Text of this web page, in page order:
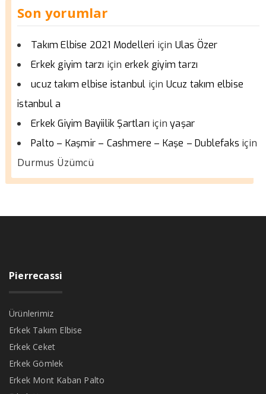
Son yorumlar
Takım Elbise 2021 Modelleri için Ulas Özer
Erkek giyim tarzı için erkek giyim tarzı
ucuz takım elbise istanbul için Ucuz takım elbise
istanbul a
Erkek Giyim Bayiilik Şartları içinyaşar
Palto – Kaşmir – Cashmere – Kaşe – Dublefaks için
Durmus Üzümcü
Pierrecassi
Ürünlerimiz
Erkek Takım Elbise
Erkek Ceket
Erkek Gömlek
Erkek Mont Kaban Palto